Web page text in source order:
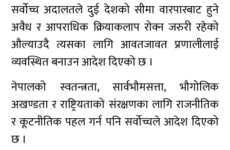
सर्वोच्च अदालतले दुई देशको सीमा वारपारबाट हुने
अवैध र आपराधिक क्रियाकलाप रोक्न जरुरी रहेको
औल्याउदै त्यसका लागि आवतजावत प्रणालीलाई
व्यवस्थित बनाउन आदेश दिएको छ ।
नेपालको स्वतन्त्रता, सार्वभौमसत्ता, भौगोलिक
अखण्डता र राष्ट्रियताको संरक्षणका लागि राजनीतिक
र कूटनीतिक पहल गर्न पनि सर्वोच्चले आदेश दिएको
छ ।